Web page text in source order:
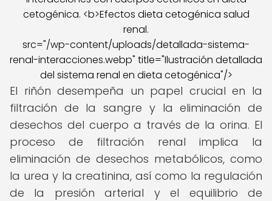
src="/wp-content/uploads/detallada-sistema-
renal-interacciones.webp" title="Ilustración detallada
del sistema renal en dieta cetogénica"/>
El riñón desempeña un papel crucial en la
filtración de la sangre y la eliminación de
desechos del cuerpo a través de la orina. El
proceso de filtración renal implica la
eliminación de desechos metabólicos, como
la urea y la creatinina, así como la regulación
de la presión arterial y el equilibrio de